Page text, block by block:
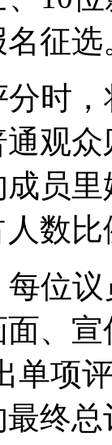
征选
时，
观
员
数
位议
、
单项
终